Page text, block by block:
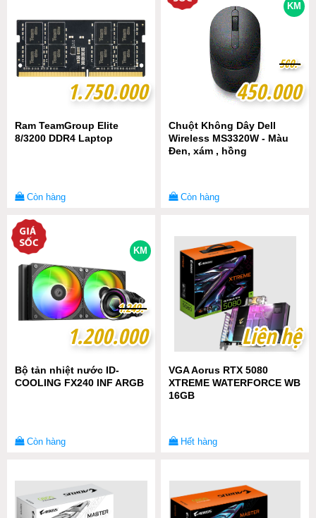
1.750.000
1.750.000
Ram TeamGroup Elite
8/3200 DDR4 Laptop
Còn hàng
KM
450.000
450.000
500.-
500.-
Chuột Không Dây Dell
Wireless MS3320W - Màu
Đen, xám , hồng
Còn hàng
KM
1.200.000
1.200.000
1.249.-
1.249.-
Bộ tản nhiệt nước ID-
COOLING FX240 INF ARGB
Còn hàng
Liên hệ
Liên hệ
VGA Aorus RTX 5080
XTREME WATERFORCE WB
16GB
Hết hàng